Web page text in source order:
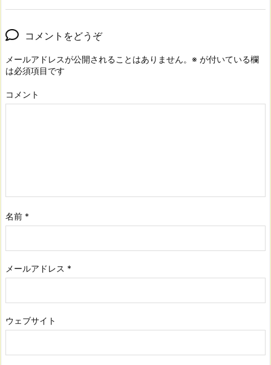
コメントをどうぞ
メールアドレスが公開されることはありません。 ※ が付いている欄
は必須項目です
コメント
名前 *
メールアドレス *
ウェブサイト